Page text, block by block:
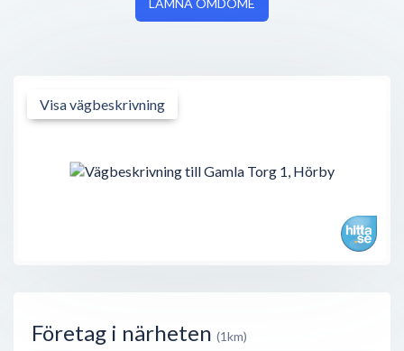
LÄMNA OMDÖME
Visa vägbeskrivning
Företag i närheten (1km)